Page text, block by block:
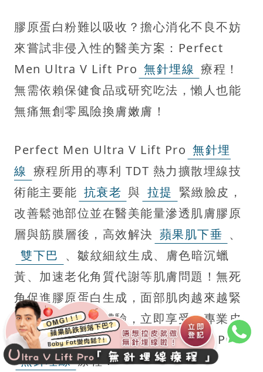
膠原蛋白粉難以吸收？擔心消化不良不妨
來嘗試非侵入性的醫美方案：Perfect
Men Ultra V Lift Pro 無針埋線 療程！
無需依賴保健食品或研究吃法，懶人也能
無痛無創零風險換膚嫩膚！
Perfect Men Ultra V Lift Pro 無針埋
線 療程所用的專利 TDT 熱力擴散埋線技
術能主要能 抗衰老 與 拉提 緊緻臉皮，
改善鬆弛部位並在醫美能量滲透肌膚膠原
層與筋膜層後，高效解決 蘋果肌下垂 、
雙下巴 、皺紋細紋生成、膚色暗沉蠟
黃、加速老化角質代謝等肌膚問題！無死
角促進膠原蛋白生成，面部肌肉越來越緊
實！現在就登記體驗，立即享受：專業皮
膚分析 + Perfect Men Ultra V Lift Pro
無針埋線 療程！